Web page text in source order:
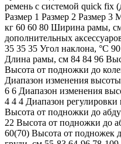
ремень с системой quick fix
Размер 1 Размер 2 Размер 3
кг 60 60 80 Ширина рамы,
дополнительных
35 35 35 Угол наклона, °С
Длина рамы, см 84 84 96
Высота от подножки до
Диапазон изменения
6 6 Диапазон изменения
4 4 4 Диапазон
Высота от подножки до
22 Высота от подножки до
60(70) Высота от подножек